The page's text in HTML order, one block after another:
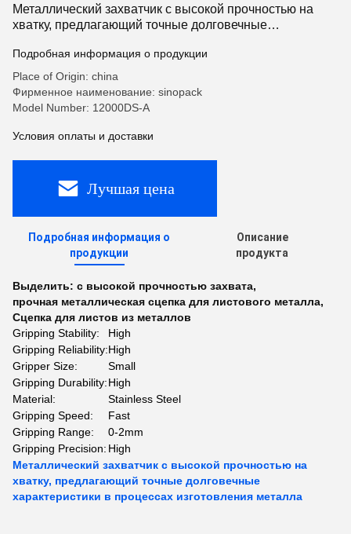
Металлический захватчик с высокой прочностью на
хватку, предлагающий точные долговечные
Подробная информация о продукции
Place of Origin: china
Фирменное наименование: sinopack
Model Number: 12000DS-A
Условия оплаты и доставки
Лучшая цена
Подробная информация о
продукции
Описание
продукта
Выделить: с высокой прочностью захвата,
прочная металлическая сцепка для листового металла,
Сцепка для листов из металлов
Gripping Stability:
High
Gripping Reliability:High
Gripper Size:
Small
Gripping Durability:High
Material:
Stainless Steel
Gripping Speed:
Fast
Gripping Range:
0-2mm
Gripping Precision: High
Металлический захватчик с высокой прочностью на
хватку, предлагающий точные долговечные
характеристики в процессах изготовления металла